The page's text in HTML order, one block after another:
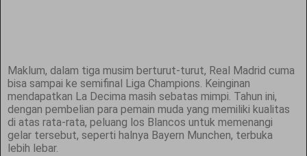
Maklum, dalam tiga musim berturut-turut, Real Madrid cuma
bisa sampai ke semifinal Liga Champions. Keinginan
mendapatkan La Decima masih sebatas mimpi. Tahun ini,
dengan pembelian para pemain muda yang memiliki kualitas
di atas rata-rata, peluang los Blancos untuk memenangi
gelar tersebut, seperti halnya Bayern Munchen, terbuka
lebih lebar.